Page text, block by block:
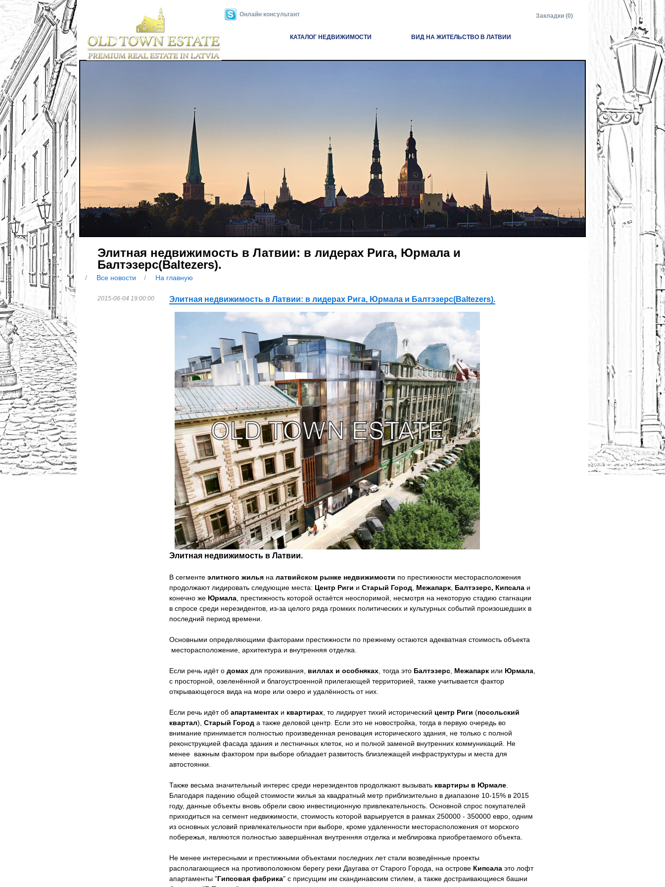
Онлайн консультант Закладки (0)
КАТАЛОГ НЕДВИЖИМОСТИ ВИД НА ЖИТЕЛЬСТВО В ЛАТВИИ
Элитная недвижимость в Латвии: в лидерах Рига, Юрмала и
Балтэзерс(Baltezers).
Все новости На главную
2015-06-04 19:00:00 Элитная недвижимость в Латвии: в лидерах Рига, Юрмала и Балтэзерс(Baltezers).
Элитная недвижимость в Латвии.
В сегменте элитного жилья на латвийском рынке недвижимости по престижности месторасположения
продолжают лидировать следующие места: Центр Риги и Старый Город Межапарк Балтэзерс, Кипсала и
конечно же Юрмала , престижность которой остаётся неоспоримой, несмотря на некоторую стадию стагнации
в спросе среди нерезидентов, из-за целого ряда громких политических и культурных событий произошедших в
последний период времени.
Основными определяющими факторами престижности по прежнему остаются адекватная стоимость объекта
месторасположение, архитектура и внутренняя отделка.
Если речь идёт о домах для проживания, виллах и особняках , тогда это Балтэзерс Межапарк или Юрмала
с просторной, озеленённой и благоустроенной прилегающей территорией, также учитывается фактор
открывающегося вида на море или озеро и удалённость от них.
Если речь идёт об апартаментах и квартирах , то лидирует тихий исторический центр Риги (посольский
квартал), Старый Город а также деловой центр. Если это не новостройка, тогда в первую очередь во
внимание принимается полностью произведенная реновация исторического здания, не только с полной
реконструкцией фасада здания и лестничных клеток, но и полной заменой внутренних коммуникаций. Не
менее важным фактором при выборе обладает развитость близлежащей инфраструктуры и места для
автостоянки.
Также весьма значительный интерес среди нерезидентов продолжают вызывать квартиры в Юрмале
Благодаря падению общей стоимости жилья за квадратный метр приблизительно в диапазоне 10-15% в 2015
году, данные объекты вновь обрели свою инвестиционную привлекательность. Основной спрос покупателей
приходиться на сегмент недвижимости, стоимость которой варьируется в рамках 250000 - 350000 евро, одним
из основных условий привлекательности при выборе, кроме удаленности месторасположения от морского
побережья, являются полностью завершённая внутренняя отделка и меблировка приобретаемого объекта.
Не менее интересными и престижными объектами последних лет стали возведённые проекты
располагающиеся на противоположном берегу реки Даугава от Старого Города, на острове Кипсала это лофт
апартаменты "Гипсовая фабрика" с присущим им скандинавским стилем, а также достраивающиеся башни